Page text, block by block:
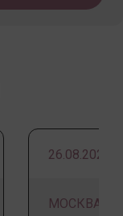
26.08.2026
МОСКВА